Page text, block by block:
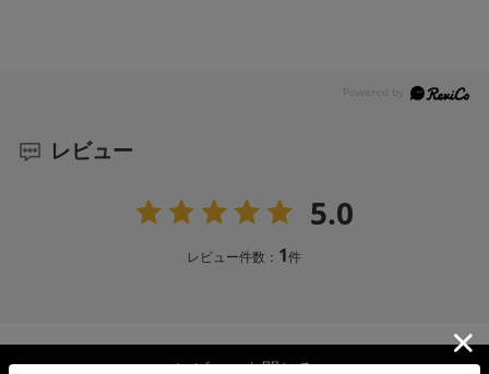
レビュー
5.0
レビュー件数： 1件
レビューを閉じる